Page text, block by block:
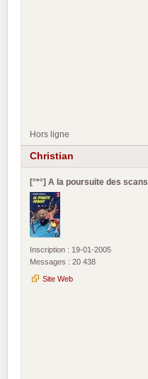
Hors ligne
Christian
[°*°] A la poursuite des scans
Inscription : 19-01-2005
Messages : 20 438
Site Web